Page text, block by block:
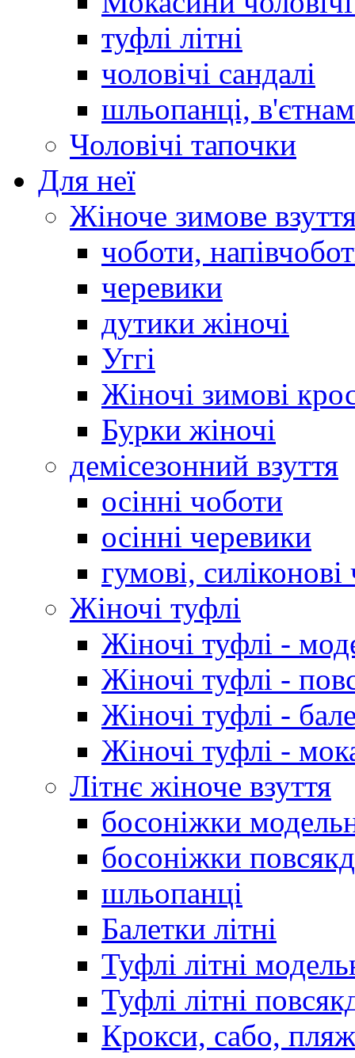
туфлі літні
чоловічі сандалі
шльопанці,
Чоловічі тапочки
Для неї
Жіноче зимове
чоботи,
черевики
дутики жіночі
Уггі
Жіночі зимові
Бурки жіночі
демісезонний взуття
осінні чоботи
осінні черевики
гумові,
Жіночі туфлі
Жіночі туфлі -
Жіночі туфлі -
Жіночі туфлі -
Жіночі туфлі -
Літнє жіноче взуття
босоніжки
босоніжки
шльопанці
Балетки літні
Туфлі літні
Туфлі літні
Крокси, сабо,